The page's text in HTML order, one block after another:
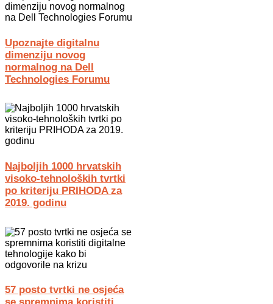
Upoznajte digitalnu
dimenziju novog
normalnog na Dell
Technologies Forumu
Najboljih 1000 hrvatskih
visoko-tehnoloških tvrtki
po kriteriju PRIHODA za
2019. godinu
57 posto tvrtki ne osjeća